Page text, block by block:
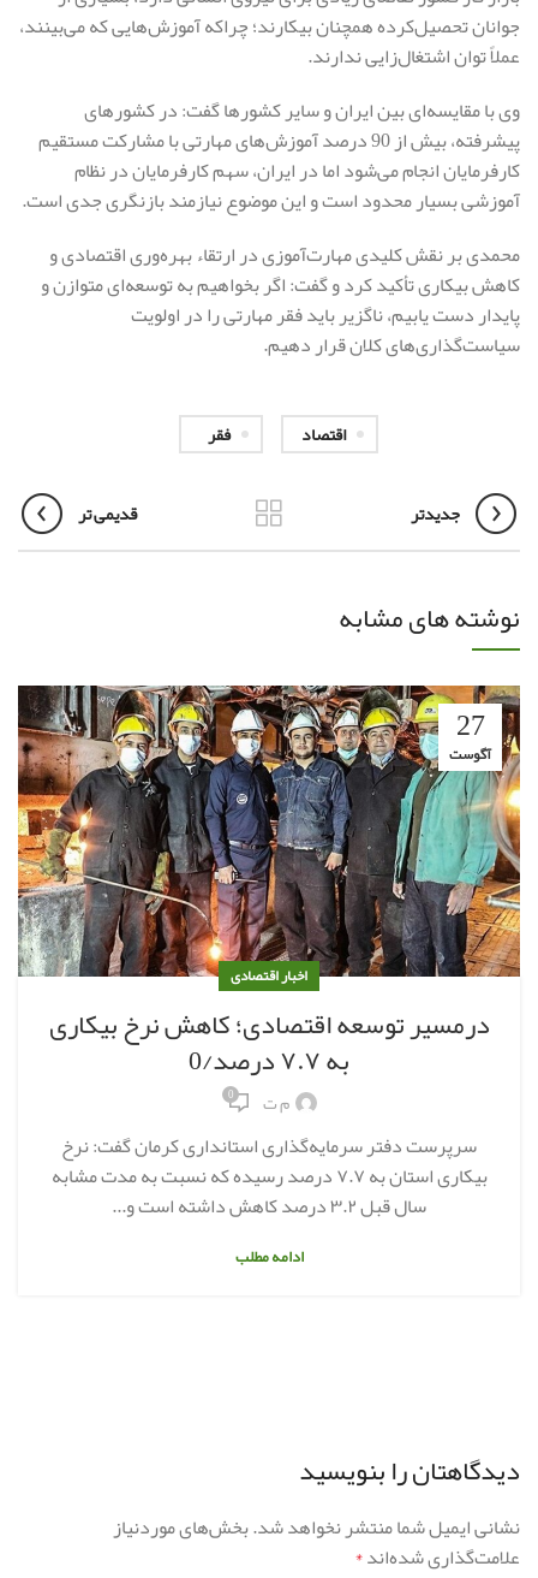
جوانان تحصیل‌کرده همچنان بیکارند؛ چراکه آموزش‌هایی که می‌بینند،
عملاً توان اشتغال‌زایی ندارند.
وی با مقایسه‌ای بین ایران و سایر کشورها گفت: در کشورهای
پیشرفته، بیش از 90 درصد آموزش‌های مهارتی با مشارکت مستقیم
کارفرمایان انجام می‌شود اما در ایران، سهم کارفرمایان در نظام
آموزشی بسیار محدود است و این موضوع نیازمند بازنگری جدی است.
محمدی بر نقش کلیدی مهارت‌آموزی در ارتقاء بهره‌وری اقتصادی و
کاهش بیکاری تأکید کرد و گفت: اگر بخواهیم به توسعه‌ای متوازن و
پایدار دست یابیم، ناگزیر باید فقر مهارتی را در اولویت
سیاست‌گذاری‌های کلان قرار دهیم.
اقتصاد فقر
جدیدتر قدیمی تر
نوشته های مشابه
27
آگوست
اخبار اقتصادی
درمسیر توسعه اقتصادی؛ کاهش نرخ بیکاری
به ۷.۷ درصد/0
م ت 0
سرپرست دفتر سرمایه‌گذاری استانداری کرمان گفت: نرخ
بیکاری استان به ۷.۷ درصد رسیده که نسبت به مدت مشابه
سال قبل ۳.۲ درصد کاهش داشته است و...
ادامه مطلب
دیدگاهتان را بنویسید
نشانی ایمیل شما منتشر نخواهد شد.بخش‌های موردنیاز
علامت‌گذاری شده‌اند*